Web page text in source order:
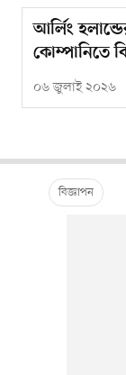
আর্লিং
কোম্পানিতে
০৬ জুলাই ২০২৬